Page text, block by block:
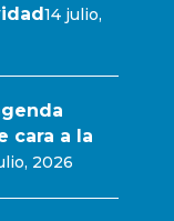
14 julio,
cara a la
2026